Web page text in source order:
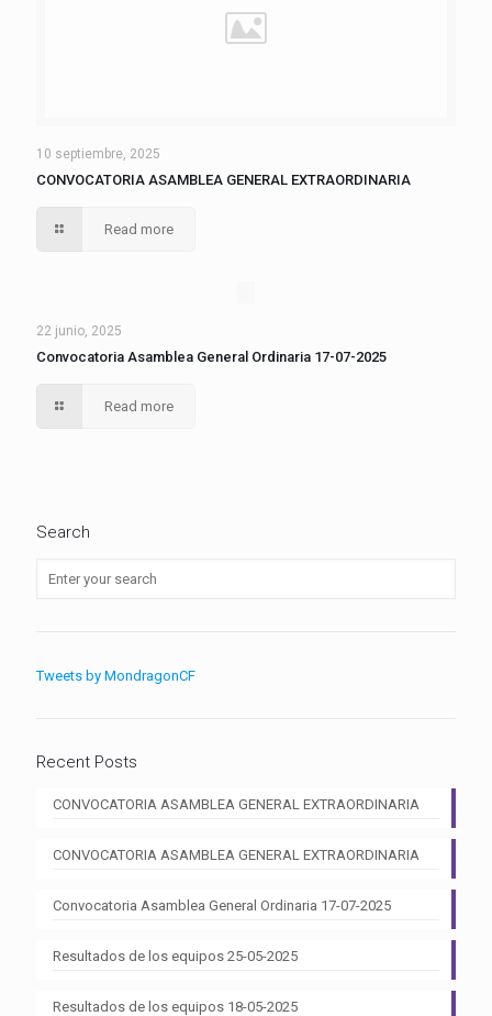
10 septiembre, 2025
CONVOCATORIA ASAMBLEA GENERAL EXTRAORDINARIA
Read more
22 junio, 2025
Convocatoria Asamblea General Ordinaria 17-07-2025
Read more
Search
Tweets by MondragonCF
Recent Posts
CONVOCATORIA ASAMBLEA GENERAL EXTRAORDINARIA
CONVOCATORIA ASAMBLEA GENERAL EXTRAORDINARIA
Convocatoria Asamblea General Ordinaria 17-07-2025
Resultados de los equipos 25-05-2025
Resultados de los equipos 18-05-2025